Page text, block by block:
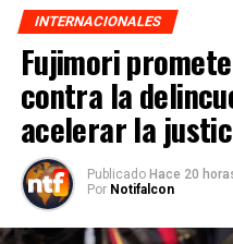
INTERNACIONALES
Fujimori
contra la
acelerar la
Publicado Hace 20
Por Notifalcon